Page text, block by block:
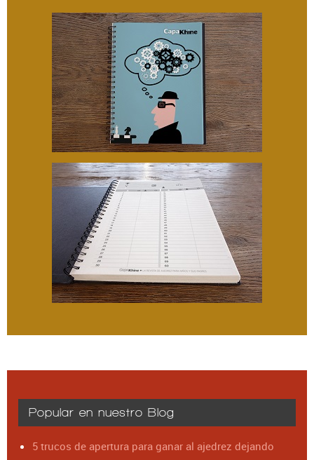
Popular en nuestro Blog
5 trucos de apertura para ganar al ajedrez dejando